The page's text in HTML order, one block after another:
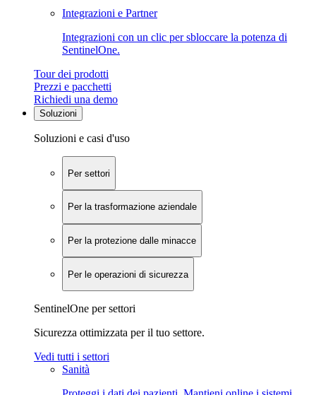
Integrazioni e Partner
Integrazioni con un clic per sbloccare la potenza di
SentinelOne.
Tour dei prodotti
Prezzi e pacchetti
Richiedi una demo
Soluzioni
Soluzioni e casi d'uso
Per settori
Per la trasformazione aziendale
Per la protezione dalle minacce
Per le operazioni di sicurezza
SentinelOne per settori
Sicurezza ottimizzata per il tuo settore.
Vedi tutti i settori
Sanità